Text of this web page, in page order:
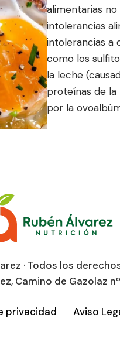
alimentarias
intolerancias
intolerancias a
como los
la leche
proteínas de la
por la
· Todos los
Camino de Gazolaz
privacidad Aviso